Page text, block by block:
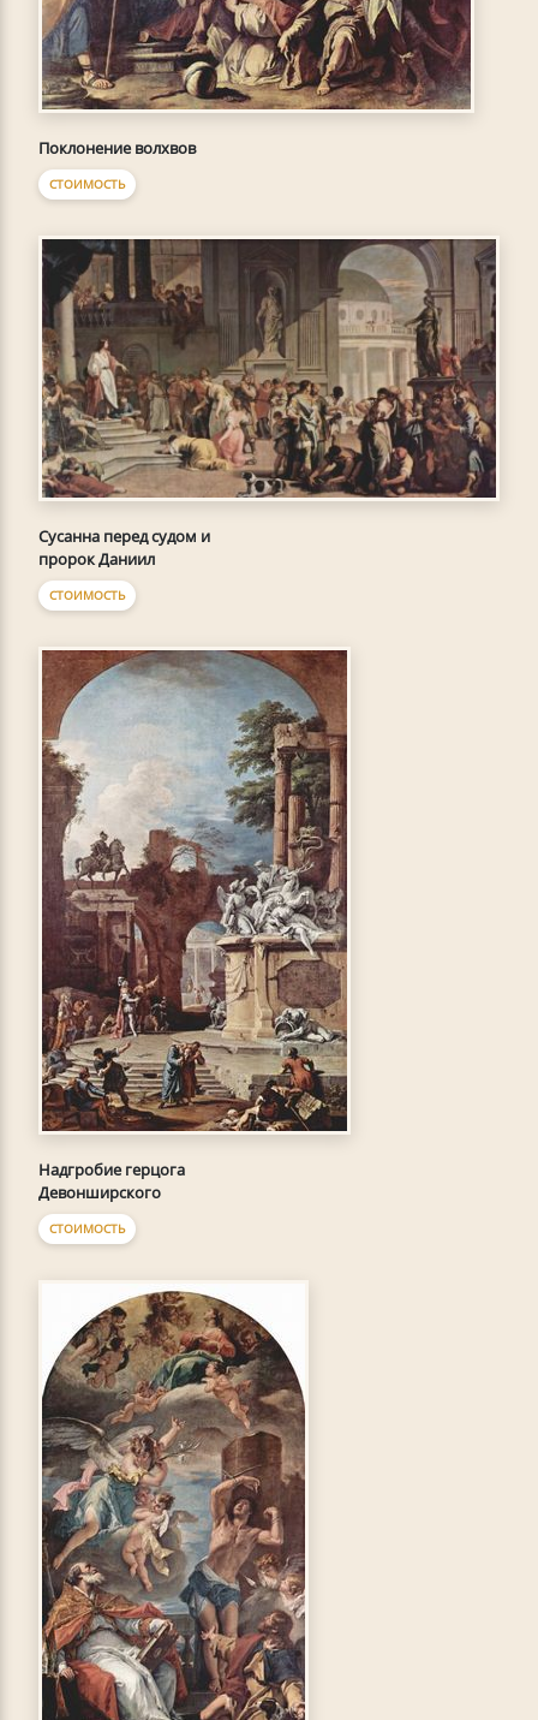
Поклонение волхвов
СТОИМОСТЬ
Сусанна перед судом и
пророк Даниил
СТОИМОСТЬ
Надгробие герцога
Девонширского
СТОИМОСТЬ